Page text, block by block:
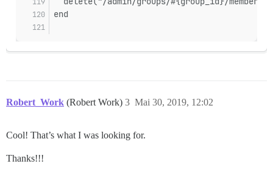
end
Robert_Work (Robert Work) Mai 30, 2019, 12:02
3
Cool! That’s what I was looking for.
Thanks!!!